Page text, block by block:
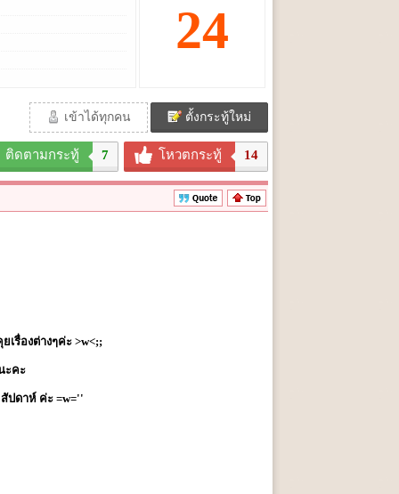
24
เข้าได้ทุกคน ตั้งกระทู้ใหม่
ติดตามกระทู้ 7 โหวตกระทู้ 14
รื่องต่างๆค่ะ >w<;;
ะคะ
ปดาห์ ค่ะ =w=''